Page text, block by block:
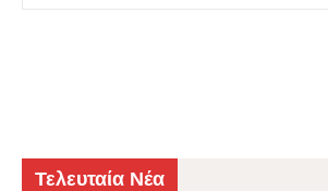
Τελευταία Νέα